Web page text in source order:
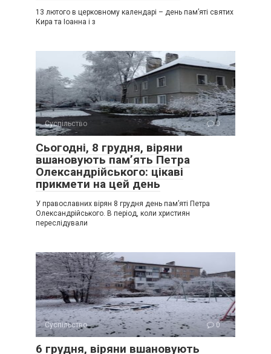
13 лютого в церковному календарі – день пам’яті святих
Кира та Іоанна і з
Суспільство 0
Сьогодні, 8 грудня, віряни
вшановують пам’ять Петра
Олександрійського: цікаві
прикмети на цей день
У православних вірян 8 грудня день пам’яті Петра
Олександрійського. В період, коли християн
переслідували
Суспільство 0
6 грудня, віряни вшановують